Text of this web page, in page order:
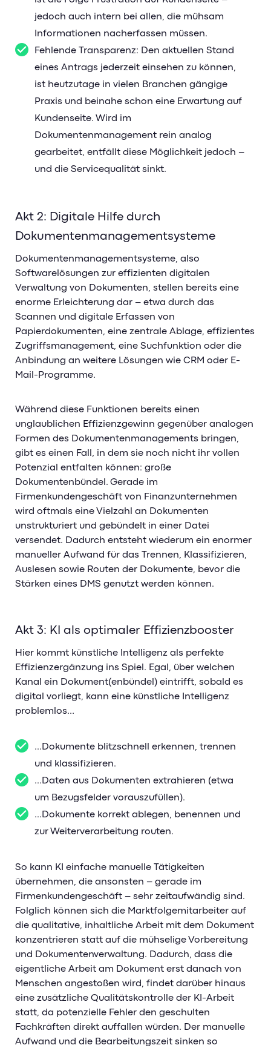
jedoch auch intern bei allen, die mühsam
Informationen nacherfassen müssen.
Fehlende Transparenz: Den aktuellen Stand
eines Antrags jederzeit einsehen zu können,
ist heutzutage in vielen Branchen gängige
Praxis und beinahe schon eine Erwartung auf
Kundenseite. Wird im
Dokumentenmanagement rein analog
gearbeitet, entfällt diese Möglichkeit jedoch –
und die Servicequalität sinkt.
Akt 2: Digitale Hilfe durch
Dokumentenmanagementsysteme
Dokumentenmanagementsysteme, also
Softwarelösungen zur effizienten digitalen
Verwaltung von Dokumenten, stellen bereits eine
enorme Erleichterung dar – etwa durch das
Scannen und digitale Erfassen von
Papierdokumenten, eine zentrale Ablage, effizientes
Zugriffsmanagement, eine Suchfunktion oder die
Anbindung an weitere Lösungen wie CRM oder E-
Mail-Programme.
Während diese Funktionen bereits einen
unglaublichen Effizienzgewinn gegenüber analogen
Formen des Dokumentenmanagements bringen,
gibt es einen Fall, in dem sie noch nicht ihr vollen
Potenzial entfalten können: große
Dokumentenbündel. Gerade im
Firmenkundengeschäft von Finanzunternehmen
wird oftmals eine Vielzahl an Dokumenten
unstrukturiert und gebündelt in einer Datei
versendet. Dadurch entsteht wiederum ein enormer
manueller Aufwand für das Trennen, Klassifizieren,
Auslesen sowie Routen der Dokumente, bevor die
Stärken eines DMS genutzt werden können.
Akt 3: KI als optimaler Effizienzbooster
Hier kommt künstliche Intelligenz als perfekte
Effizienzergänzung ins Spiel. Egal, über welchen
Kanal ein Dokument(enbündel) eintrifft, sobald es
digital vorliegt, kann eine künstliche Intelligenz
problemlos…
...Dokumente blitzschnell erkennen, trennen
und klassifizieren.
...Daten aus Dokumenten extrahieren (etwa
um Bezugsfelder vorauszufüllen).
...Dokumente korrekt ablegen, benennen und
zur Weiterverarbeitung routen.
So kann KI einfache manuelle Tätigkeiten
übernehmen, die ansonsten – gerade im
Firmenkundengeschäft – sehr zeitaufwändig sind.
Folglich können sich die Marktfolgemitarbeiter auf
die qualitative, inhaltliche Arbeit mit dem Dokument
konzentrieren statt auf die mühselige Vorbereitung
und Dokumentenverwaltung. Dadurch, dass die
eigentliche Arbeit am Dokument erst danach von
Menschen angestoßen wird, findet darüber hinaus
eine zusätzliche Qualitätskontrolle der KI-Arbeit
statt, da potenzielle Fehler den geschulten
Fachkräften direkt auffallen würden. Der manuelle
Aufwand und die Bearbeitungszeit sinken so